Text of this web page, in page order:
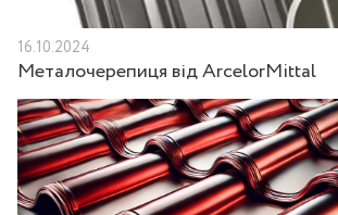
16.10.2024
Металочерепиця від ArcelorMittal